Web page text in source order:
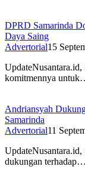
DPRD Samarinda
Daya Saing
Advertorial15
UpdateNusantara.id,
komitmennya
Andriansyah
Samarinda
Advertorial11
dukungan terhadap…